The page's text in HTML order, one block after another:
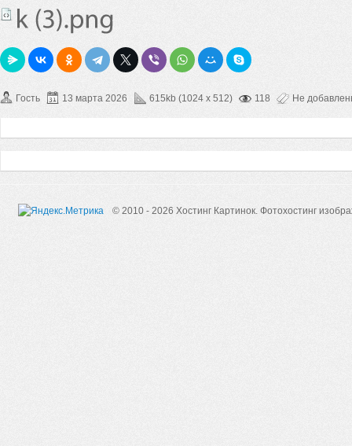
Гость 13 марта 2026 615kb (1024 x 512) 118 Не
© 2010 - 2026 Хостинг Картинок. Фотохостинг